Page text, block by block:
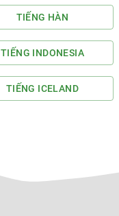
TIẾNG HÀN
TIẾNG INDONESIA
TIẾNG ICELAND